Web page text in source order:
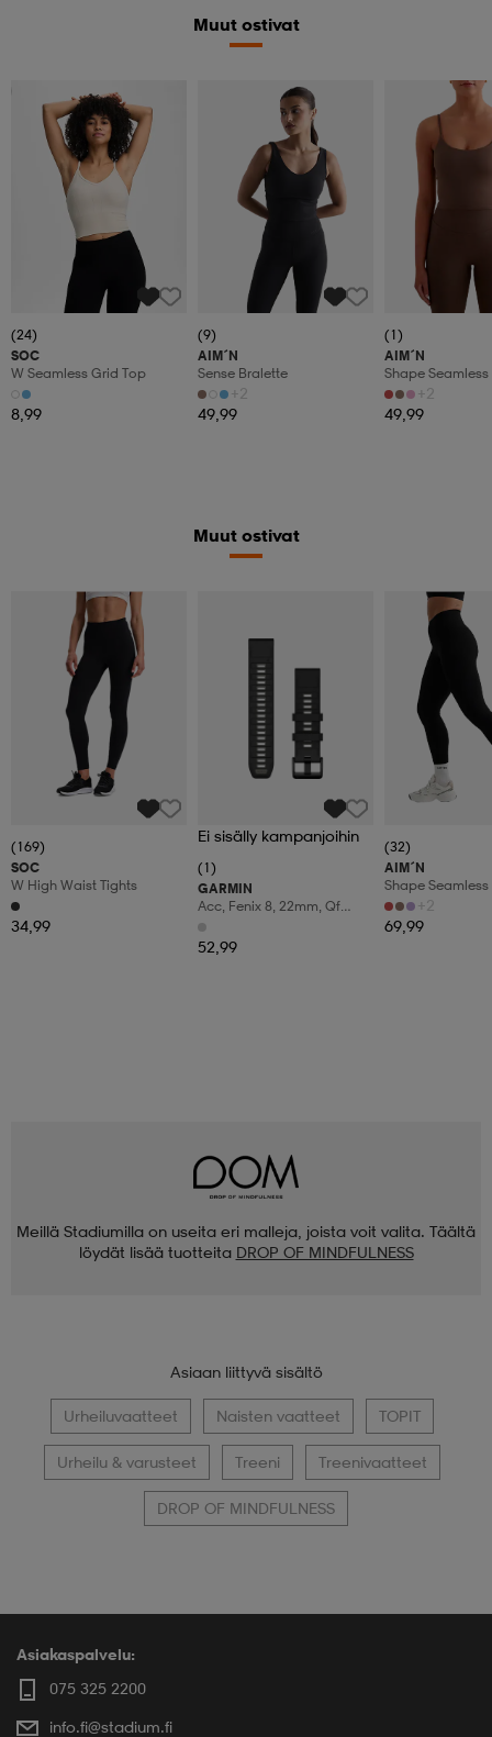
Muut ostivat
(24)
SOC
W Seamless Grid Top
8,99
(9)
AIM´N
Sense Bralette
+2
49,99
(1)
AIM´N
Shape
Singlet+2
49,99
Muut ostivat
(169)
SOC
W High Waist Tights
34,99
Ei sisälly kampanjoihin
(1)
GARMIN
Acc, Fenix 8, 22mm, Qf
Blk/pebble Gry Silicone
Band
52,99
(32)
AIM´N
Shape Seamless
+2
69,99
Meillä Stadiumilla on useita eri malleja, joista voit valita. Täältä
löydät lisää tuotteita DROP OF MINDFULNESS
Asiaan liittyvä sisältö
Urheiluvaatteet Naisten vaatteet TOPIT
Urheilu & varusteet Treeni Treenivaatteet
DROP OF MINDFULNESS
Asiakaspalvelu:
075 325 2200
info.fi@stadium.fi